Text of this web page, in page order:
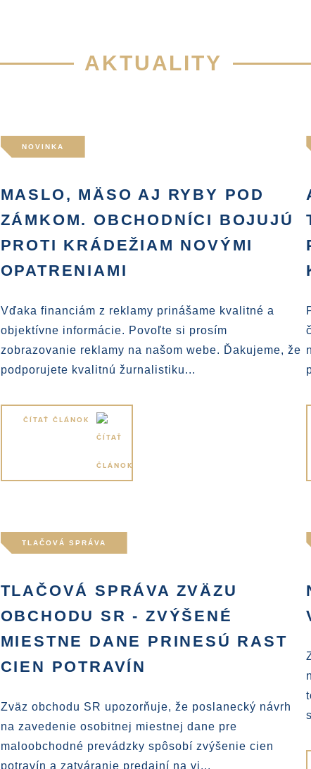
AKTUALITY
NOVINKA
MASLO, MÄSO AJ RYBY POD
ZÁMKOM. OBCHODNÍCI BOJUJÚ
PROTI KRÁDEŽIAM NOVÝMI
OPATRENIAMI
Vďaka financiám z reklamy prinášame kvalitné a
objektívne informácie. Povoľte si prosím
zobrazovanie reklamy na našom webe. Ďakujeme, že
podporujete kvalitnú žurnalistiku...
ČÍTAŤ ČLÁNOK
TLAČOVÁ SPRÁVA
TLAČOVÁ SPRÁVA ZVÄZU
OBCHODU SR - ZVÝŠENÉ
MIESTNE DANE PRINESÚ RAST
CIEN POTRAVÍN
Zväz obchodu SR upozorňuje, že poslanecký návrh
na zavedenie osobitnej miestnej dane pre
maloobchodné prevádzky spôsobí zvýšenie cien
potravín a zatváranie predajní na vi...